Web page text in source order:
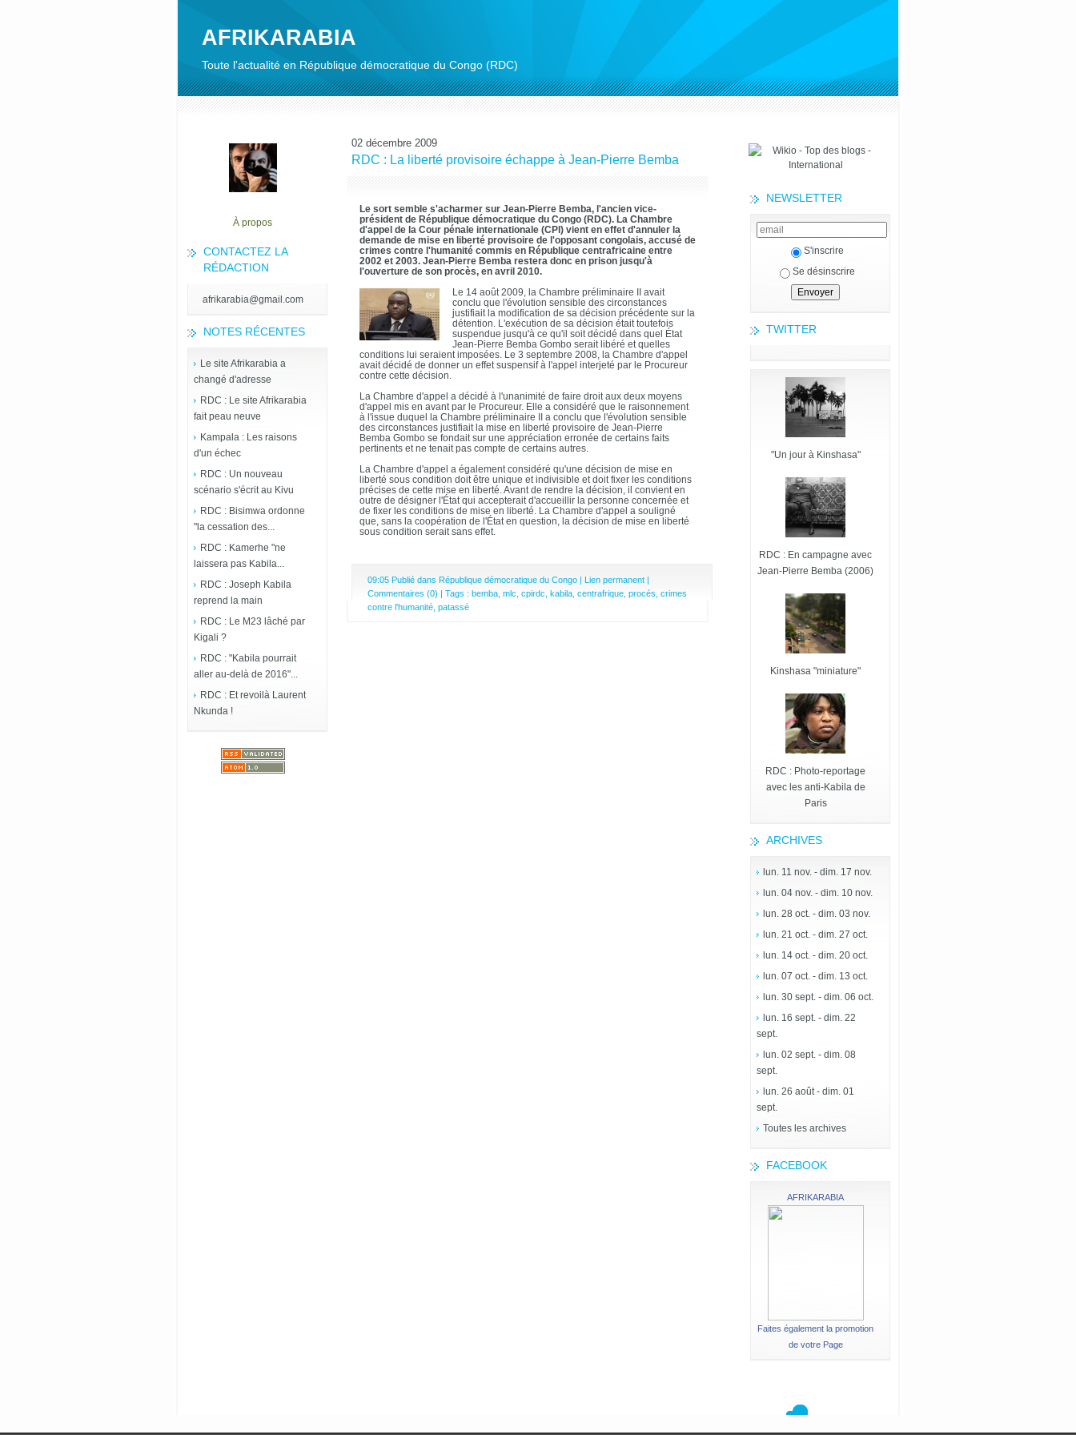
AFRIKARABIA
Toute l'actualité en République démocratique du Congo (RDC)
À propos
CONTACTEZ LA
RÉDACTION
afrikarabia@gmail.com
NOTES RÉCENTES
Le site Afrikarabia a
changé d'adresse
RDC : Le site Afrikarabia
fait peau neuve
Kampala : Les raisons
d'un échec
RDC : Un nouveau
scénario s'écrit au Kivu
RDC : Bisimwa ordonne
"la cessation des...
RDC : Kamerhe "ne
laissera pas Kabila...
RDC : Joseph Kabila
reprend la main
RDC : Le M23 lâché par
Kigali ?
RDC : "Kabila pourrait
aller au-delà de 2016"...
RDC : Et revoilà Laurent
Nkunda !
NEWSLETTER
S'inscrire
Se désinscrire
TWITTER
"Un jour à Kinshasa"
RDC : En campagne avec
Jean-Pierre Bemba (2006)
Kinshasa "miniature"
RDC : Photo-reportage
avec les anti-Kabila de
Paris
ARCHIVES
lun. 11 nov. - dim. 17 nov.
lun. 04 nov. - dim. 10 nov.
lun. 28 oct. - dim. 03 nov.
lun. 21 oct. - dim. 27 oct.
lun. 14 oct. - dim. 20 oct.
lun. 07 oct. - dim. 13 oct.
lun. 30 sept. - dim. 06 oct.
lun. 16 sept. - dim. 22
sept.
lun. 02 sept. - dim. 08
sept.
lun. 26 août - dim. 01
sept.
Toutes les archives
FACEBOOK
AFRIKARABIA
Faites également la promotion
de votre Page
02 décembre 2009
RDC : La liberté provisoire échappe à Jean-Pierre Bemba
Le sort semble s'acharmer sur Jean-Pierre Bemba, l'ancien vice-
président de République démocratique du Congo (RDC). La Chambre
d'appel de la Cour pénale internationale (CPI) vient en effet d'annuler la
demande de mise en liberté provisoire de l'opposant congolais, accusé de
crimes contre l'humanité commis en République centrafricaine entre
2002 et 2003. Jean-Pierre Bemba restera donc en prison jusqu'à
l'ouverture de son procès, en avril 2010.
Le 14 août 2009, la Chambre préliminaire II avait
conclu que l'évolution sensible des circonstances
justifiait la modification de sa décision précédente sur la
détention. L'exécution de sa décision était toutefois
suspendue jusqu'à ce qu'il soit décidé dans quel État
Jean-Pierre Bemba Gombo serait libéré et quelles
conditions lui seraient imposées. Le 3 septembre 2008, la Chambre d'appel
avait décidé de donner un effet suspensif à l'appel interjeté par le Procureur
contre cette décision.
La Chambre d'appel a décidé à l'unanimité de faire droit aux deux moyens
d'appel mis en avant par le Procureur. Elle a considéré que le raisonnement
à l'issue duquel la Chambre préliminaire II a conclu que l'évolution sensible
des circonstances justifiait la mise en liberté provisoire de Jean-Pierre
Bemba Gombo se fondait sur une appréciation erronée de certains faits
pertinents et ne tenait pas compte de certains autres.
La Chambre d'appel a également considéré qu'une décision de mise en
liberté sous condition doit être unique et indivisible et doit fixer les conditions
précises de cette mise en liberté. Avant de rendre la décision, il convient en
outre de désigner l'État qui accepterait d'accueillir la personne concernée et
de fixer les conditions de mise en liberté. La Chambre d'appel a souligné
que, sans la coopération de l'État en question, la décision de mise en liberté
sous condition serait sans effet.
09:05 Publié dans République démocratique du Congo | Lien permanent |
Commentaires (0) | Tags : bemba mlc cpirdc kabila centrafrique procés crimes
contre l'humanité patassé